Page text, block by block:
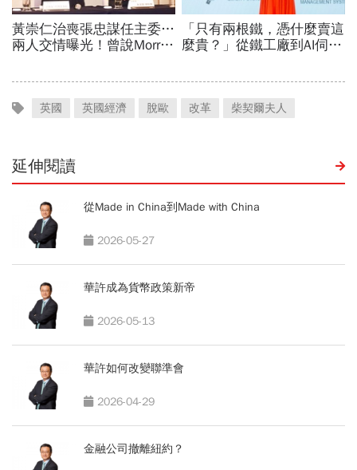
英國 英國經濟 脫歐 改革 柴契爾夫人
延伸閱讀
從Made in China到Made with China
2026-05-27
華許成為貨幣政策新帝
2026-05-13
華許如何改變聯準會
2026-04-29
金融公司撤離紐約？